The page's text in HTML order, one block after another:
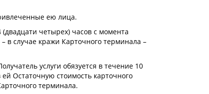
ею лица.
четырех) часов с момента
в случае кражи Карточного терминала –
услуги обязуется в течение 10
Остаточную стоимость карточного
терминала.